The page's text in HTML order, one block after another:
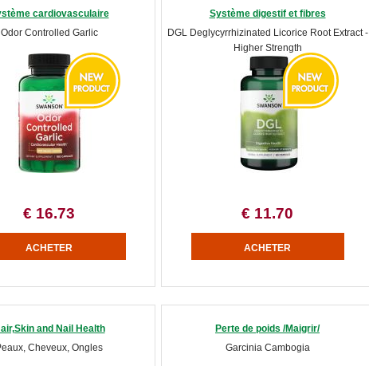
cardiovasculaire
Odor Controlled Garlic
€ 16.73
Système digestif et fibres
DGL Deglycyrrhizinated Licorice Root Extract -
Higher Strength
€ 11.70
and Nail Health
Cheveux, Ongles
Perte de poids /Maigrir/
Garcinia Cambogia